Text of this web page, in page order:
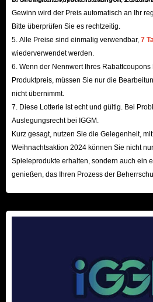
Gewinn wird der Preis automatisch an Ihr
Bitte überprüfen Sie es rechtzeitig.
5. Alle Preise sind einmalig verwendbar, 7
wiederverwendet werden.
6. Wenn der Nennwert Ihres
Produktpreis, müssen Sie nur die
nicht übernimmt.
7. Diese Lotterie ist echt und gültig. Bei
Auslegungsrecht bei IGGM.
Kurz gesagt, nutzen Sie die Gelegenheit,
Weihnachtsaktion 2024 können Sie nicht
Spieleprodukte erhalten, sondern auch ein
genießen, das Ihren Prozess der